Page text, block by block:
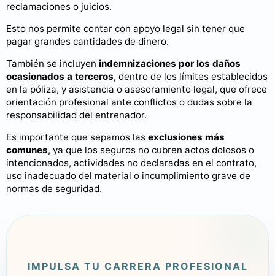
reclamaciones o juicios.
Esto nos permite contar con apoyo legal sin tener que
pagar grandes cantidades de dinero.
También se incluyen indemnizaciones por los daños
ocasionados a terceros, dentro de los límites establecidos
en la póliza, y asistencia o asesoramiento legal, que ofrece
orientación profesional ante conflictos o dudas sobre la
responsabilidad del entrenador.
Es importante que sepamos las exclusiones más
comunes, ya que los seguros no cubren actos dolosos o
intencionados, actividades no declaradas en el contrato,
uso inadecuado del material o incumplimiento grave de
normas de seguridad.
IMPULSA TU CARRERA PROFESIONAL